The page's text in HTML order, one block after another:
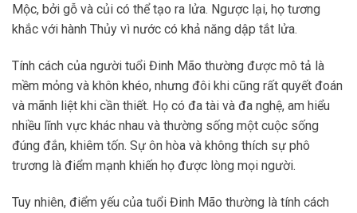
Mộc, bởi gỗ và củi có thể tạo ra lửa. Ngược lại, họ tương
khắc với hành Thủy vì nước có khả năng dập tắt lửa.
Tính cách của người tuổi Đinh Mão thường được mô tả là
mềm mỏng và khôn khéo, nhưng đôi khi cũng rất quyết đoán
và mãnh liệt khi cần thiết. Họ có đa tài và đa nghệ, am hiểu
nhiều lĩnh vực khác nhau và thường sống một cuộc sống
đúng đắn, khiêm tốn. Sự ôn hòa và không thích sự phô
trương là điểm mạnh khiến họ được lòng mọi người.
Tuy nhiên, điểm yếu của tuổi Đinh Mão thường là tính cách